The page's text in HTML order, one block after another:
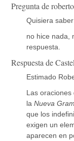
Pregunta de
Quisiera
no hice nada,
respuesta.
Respuesta de
Estimado
Las
laNueva
que los
exigen un
aparecen en